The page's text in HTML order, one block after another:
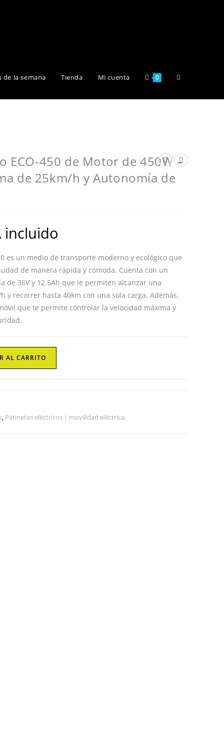
de la semana Tienda Mi cuenta 0 Alternar
ECO-450 de Motor de 450W –
de 25km/h y Autonomía de
incluido
es un medio de transporte moderno y ecológico que
de manera rápida y cómoda. Cuenta con un
de 36V y 12.5Ah que le permiten alcanzar una
y recorrer hasta 40km con una sola carga. Además,
que te permite controlar la velocidad máxima y
AL CARRITO
, Patinetes eléctricos | movilidad eléctrica.